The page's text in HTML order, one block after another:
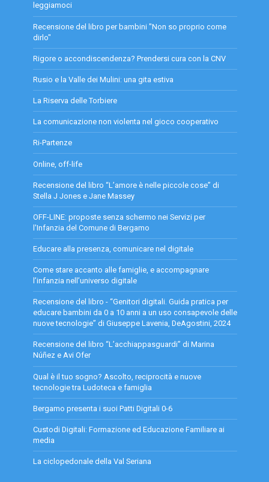
leggiamoci
Recensione del libro per bambini "Non so proprio come
dirlo"
Rigore o accondiscendenza? Prendersi cura con la CNV
Rusio e la Valle dei Mulini: una gita estiva
La Riserva delle Torbiere
La comunicazione non violenta nel gioco cooperativo
Ri-Partenze
Online, off-life
Recensione del libro “L’amore è nelle piccole cose” di
Stella J Jones e Jane Massey
OFF-LINE: proposte senza schermo nei Servizi per
l'Infanzia del Comune di Bergamo
Educare alla presenza, comunicare nel digitale
Come stare accanto alle famiglie, e accompagnare
l’infanzia nell’universo digitale
Recensione del libro - “Genitori digitali. Guida pratica per
educare bambini da 0 a 10 anni a un uso consapevole delle
nuove tecnologie” di Giuseppe Lavenia, DeAgostini, 2024
Recensione del libro “L’acchiappasguardi” di Marina
Núñez e Avi Ofer
Qual è il tuo sogno? Ascolto, reciprocità e nuove
tecnologie tra Ludoteca e famiglia
Bergamo presenta i suoi Patti Digitali 0-6
Custodi Digitali: Formazione ed Educazione Familiare ai
media
La ciclopedonale della Val Seriana